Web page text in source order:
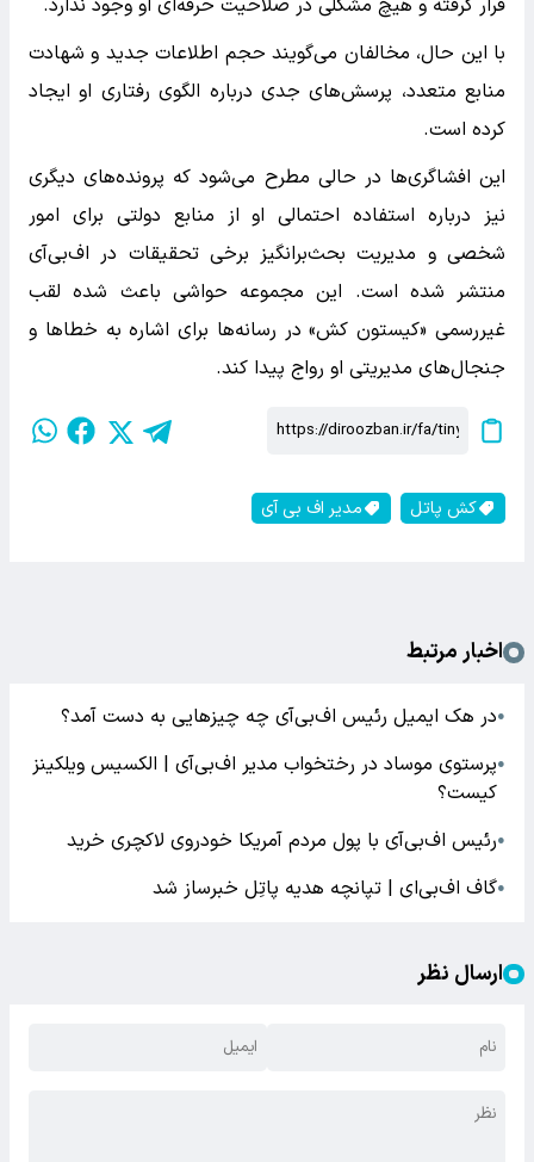
قرار گرفته و هیچ مشکلی در صلاحیت حرفه‌ای او وجود ندارد.
با این حال، مخالفان می‌گویند حجم اطلاعات جدید و شهادت
منابع متعدد، پرسش‌های جدی درباره الگوی رفتاری او ایجاد
کرده است.
این افشاگری‌ها در حالی مطرح می‌شود که پرونده‌های دیگری
نیز درباره استفاده احتمالی او از منابع دولتی برای امور
شخصی و مدیریت بحث‌برانگیز برخی تحقیقات در اف‌بی‌آی
منتشر شده است. این مجموعه حواشی باعث شده لقب
غیررسمی «کیستون کش» در رسانه‌ها برای اشاره به خطاها و
جنجال‌های مدیریتی او رواج پیدا کند.
کش پاتل مدیر اف بی آی
اخبار مرتبط
●در هک ایمیل رئیس اف‌بی‌آی چه چیزهایی به دست آمد؟
●پرستوی موساد در رختخواب مدیر اف‌بی‌آی | الکسیس ویلکینز
کیست؟
●رئیس اف‌بی‌آی با پول مردم آمریکا خودروی لاکچری خرید
●گاف اف‌بی‌ای | تپانچه هدیه پاتِل خبرساز شد
ارسال نظر